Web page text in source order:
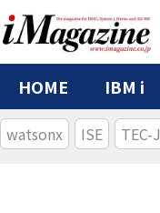
HOME IBM i
watsonx ISE TEC-J